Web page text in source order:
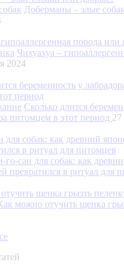
Доберманы – злые
Чихуахуа –
2024
Сколько длится
питомцем в этот период 27
го-сан для собак: как
превратился в ритуал для
можно отучить щенка